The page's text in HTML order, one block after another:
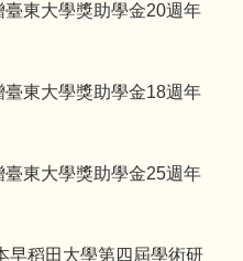
東大學獎助學金20週年
東大學獎助學金18週年
東大學獎助學金25週年
早稻田大學第四屆學術研